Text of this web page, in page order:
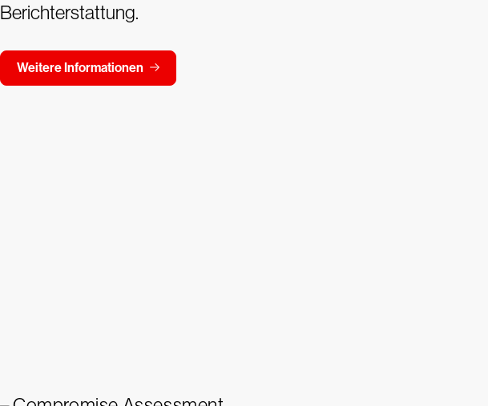
Berichterstattung.
Weitere Informationen